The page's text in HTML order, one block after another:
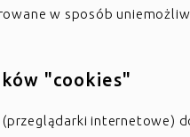
w sposób
"cookies"
internetowe)